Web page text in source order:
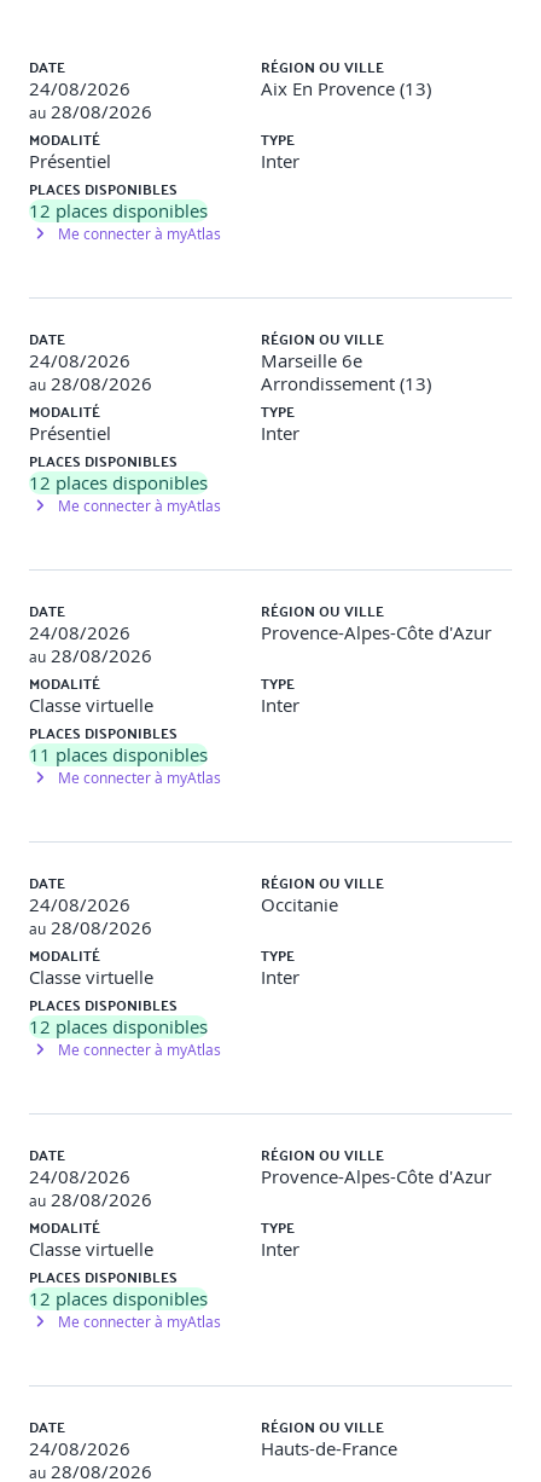
Expliquer quand il est approprié d'utiliser une
approche prédictive basée sur un plan
Démontrer une compréhension du calendrier d'un
plan de gestion de projet
Déterminer comment documenter les contrôles de
projet des projets prédictifs basés sur des plans
4. LES MÉTHODOLOGIES ADAPTATIVES
Expliquer quand il est approprié d'utiliser une
approche adaptative
Déterminer comment planifier les itérations du projet
Déterminer comment documenter les contrôles de
de gestion des tâches
Atelier
Brainstorming sur les avantages/ inconvénients des
Démontrer une compréhension des rôles et des
responsabilités de l'analyse d’affaires (BA)
Déterminer comment mener la communication avec
les parties prenantes
Déterminer comment recueillir les exigences
Démontrer une compréhension des feuilles de route
des produits
Déterminer comment les méthodologies de projet
influencent les processus d'analyse métier
Réaliser la matrice des responsabilités
Réaliser une matrice de traçabilité des exigences
6. CONSEILS POUR L'EXAMEN DE CERTIFICATION
CAPM®
Outils et conseils de révision et de préparation à
Les cycles d'inscription et dossier d'éligibilité
DATE
24/08/2026
au 28/08/2026
RÉGION OU VILLE
Aix En Provence (13)
MODALITÉ
Présentiel
TYPE
Inter
PLACES DISPONIBLES
12 places disponibles
Me connecter à myAtlas
DATE
24/08/2026
au 28/08/2026
RÉGION OU VILLE
Marseille 6e
Arrondissement (13)
MODALITÉ
Présentiel
TYPE
Inter
PLACES DISPONIBLES
12 places disponibles
Me connecter à myAtlas
DATE
24/08/2026
au 28/08/2026
RÉGION OU VILLE
Provence-Alpes-Côte d'Azur
MODALITÉ
Classe virtuelle
TYPE
Inter
PLACES DISPONIBLES
11 places disponibles
Me connecter à myAtlas
DATE
24/08/2026
au 28/08/2026
RÉGION OU VILLE
Occitanie
MODALITÉ
Classe virtuelle
TYPE
Inter
PLACES DISPONIBLES
12 places disponibles
Me connecter à myAtlas
DATE
24/08/2026
au 28/08/2026
RÉGION OU VILLE
Provence-Alpes-Côte d'Azur
MODALITÉ
Classe virtuelle
TYPE
Inter
PLACES DISPONIBLES
12 places disponibles
Me connecter à myAtlas
DATE
24/08/2026
au 28/08/2026
RÉGION OU VILLE
Hauts-de-France